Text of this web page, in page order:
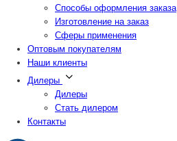
Способы оформления заказа
Изготовление на заказ
Сферы применения
Оптовым покупателям
Наши клиенты
Дилеры
Дилеры
Стать дилером
Контакты